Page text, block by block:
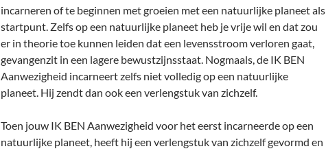
incarneren of te beginnen met groeien met een natuurlijke planeet als
startpunt. Zelfs op een natuurlijke planeet heb je vrije wil en dat zou
er in theorie toe kunnen leiden dat een levensstroom verloren gaat,
gevangenzit in een lagere bewustzijnsstaat. Nogmaals, de IK BEN
Aanwezigheid incarneert zelfs niet volledig op een natuurlijke
planeet. Hij zendt dan ook een verlengstuk van zichzelf.
Toen jouw IK BEN Aanwezigheid voor het eerst incarneerde op een
natuurlijke planeet, heeft hij een verlengstuk van zichzelf gevormd en